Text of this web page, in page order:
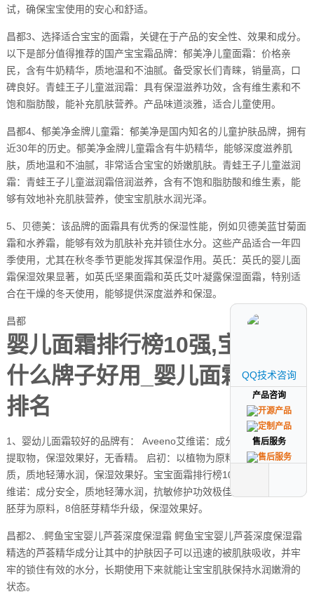
试，确保宝宝使用的安心和舒适。
昌都3、选择适合宝宝的面霜，关键在于产品的安全性、效果和成分。
以下是部分值得推荐的国产宝宝霜品牌：郁美净儿童面霜：价格亲
民，含有牛奶精华，质地温和不油腻。备受家长们青睐，销量高，口
碑良好。青蛙王子儿童滋润霜：具有保湿滋养功效，含有维生素和不
饱和脂肪酸，能补充肌肤营养。产品味道淡雅，适合儿童使用。
昌都4、郁美净金牌儿童霜：郁美净是国内知名的儿童护肤品牌，拥有
近30年的历史。郁美净金牌儿童霜含有牛奶精华，能够深度滋养肌
肤，质地温和不油腻，非常适合宝宝的娇嫩肌肤。青蛙王子儿童滋润
霜：青蛙王子儿童滋润霜倍润滋养，含有不饱和脂肪酸和维生素，能
够有效地补充肌肤营养，使宝宝肌肤水润光泽。
5、贝德美：该品牌的面霜具有优秀的保湿性能，例如贝德美蓝甘菊面
霜和水养霜，能够有效为肌肤补充并锁住水分。这些产品适合一年四
季使用，尤其在秋冬季节更能发挥其保湿作用。英氏：英氏的婴儿面
霜保湿效果显著，如英氏坚果面霜和英氏艾叶凝露保湿面霜，特别适
合在干燥的冬天使用，能够提供深度滋养和保湿。
昌都
婴儿面霜排行榜10强,宝宝面霜
什么牌子好用_婴儿面霜十大
排名
1、婴幼儿面霜较好的品牌有： Aveeno艾维诺：成分温和，主打燕麦
提取物，保湿效果好，无香精。 启初：以植物为原料，不含刺激性物
质，质地轻薄水润，保湿效果好。宝宝面霜排行榜10强： Aveeno艾
维诺：成分安全，质地轻薄水润，抗敏修护功效极佳。 启初：以大米
胚芽为原料，8倍胚芽精华升级，保湿效果好。
昌都2、.鳄鱼宝宝婴儿芦荟深度保湿霜 鳄鱼宝宝婴儿芦荟深度保湿霜
精选的芦荟精华成分让其中的护肤因子可以迅速的被肌肤吸收，并牢
牢的锁住有效的水分，长期使用下来就能让宝宝肌肤保持水润嫩滑的
状态。
QQ技术咨询
产品咨询
售后服务
QQ技术咨询
产品咨询
售后服务